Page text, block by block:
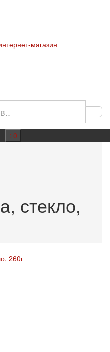
: 0
стекло,